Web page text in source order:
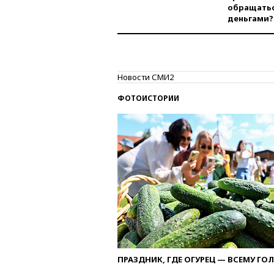
деньгами?
Новости СМИ2
ФОТОИСТОРИИ
ПРАЗДНИК, ГДЕ ОГУРЕЦ — ВСЕМУ